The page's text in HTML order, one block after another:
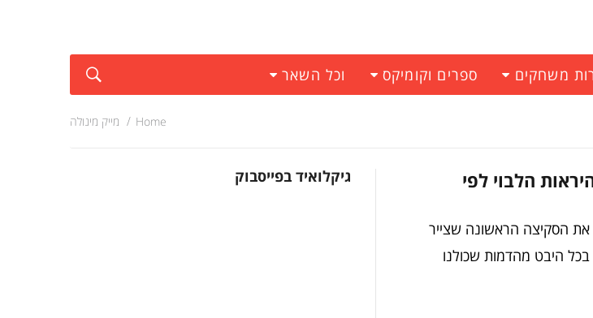
משחקים ספרים וקומיקס וכל השאר
Home מייק מינולה
הלבוי לפי
את הסקיצה הראשונה שצייר
בכל היבט מהדמות שכולנו
גיקלואיד בפייסבוק